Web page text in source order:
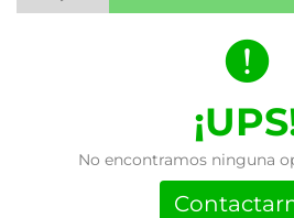
No encontramos ninguna